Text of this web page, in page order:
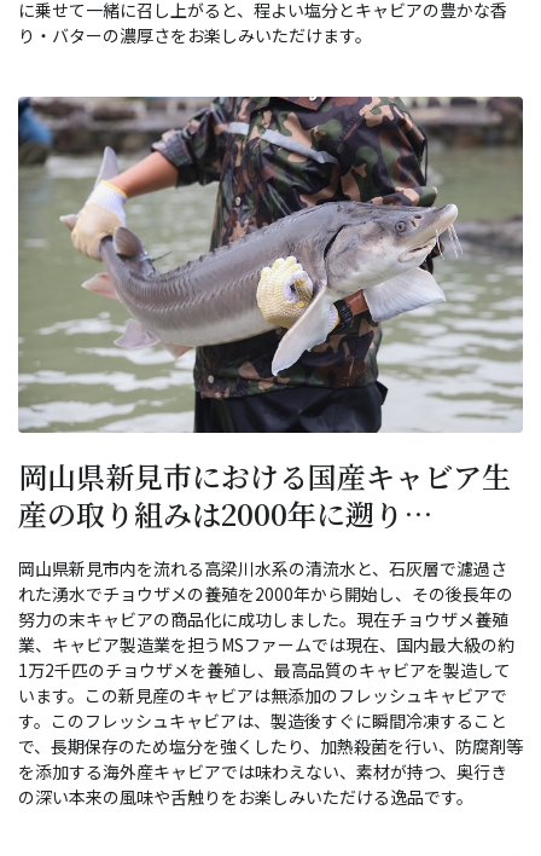
に乗せて一緒に召し上がると、程よい塩分とキャビアの豊かな香
り・バターの濃厚さをお楽しみいただけます。
岡山県新見市における国産キャビア生
産の取り組みは2000年に遡り…
岡山県新見市内を流れる高梁川水系の清流水と、石灰層で濾過さ
れた湧水でチョウザメの養殖を2000年から開始し、その後長年の
努力の末キャビアの商品化に成功しました。現在チョウザメ養殖
業、キャビア製造業を担うMSファームでは現在、国内最大級の約
1万2千匹のチョウザメを養殖し、最高品質のキャビアを製造して
います。この新見産のキャビアは無添加のフレッシュキャビアで
す。このフレッシュキャビアは、製造後すぐに瞬間冷凍すること
で、長期保存のため塩分を強くしたり、加熱殺菌を行い、防腐剤等
を添加する海外産キャビアでは味わえない、素材が持つ、奥行き
の深い本来の風味や舌触りをお楽しみいただける逸品です。